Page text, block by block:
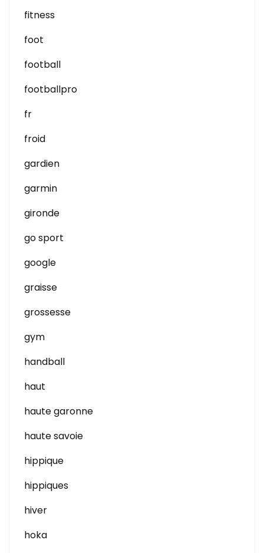
fitness
foot
football
footballpro
fr
froid
gardien
garmin
gironde
go sport
google
graisse
grossesse
gym
handball
haut
haute garonne
haute savoie
hippique
hippiques
hiver
hoka